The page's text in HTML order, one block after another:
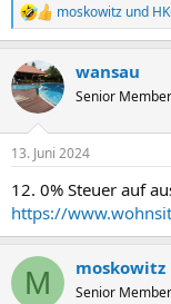
R
e
k
t
i
n
e
:
moskowitz und
wansau
Senior Member
13. Juni 2024
12. 0% Steuer auf
https://
M moskowitz
Senior Member